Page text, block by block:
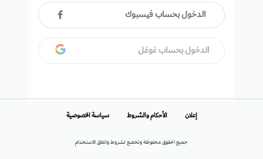
الدخول بحساب فيسبوك
الدخول بحساب غوغل
جميع الحقوق محفوظة وتخضع لشروط واتفاق الاستخدام
إعلان الأحكام والشروط سياسة الخصوصية